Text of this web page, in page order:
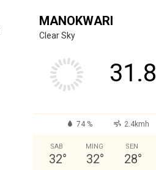
MANOKWARI
Clear Sky
31.8
74 % 2.4kmh
SAB
32°
MING
32°
SEN
28°